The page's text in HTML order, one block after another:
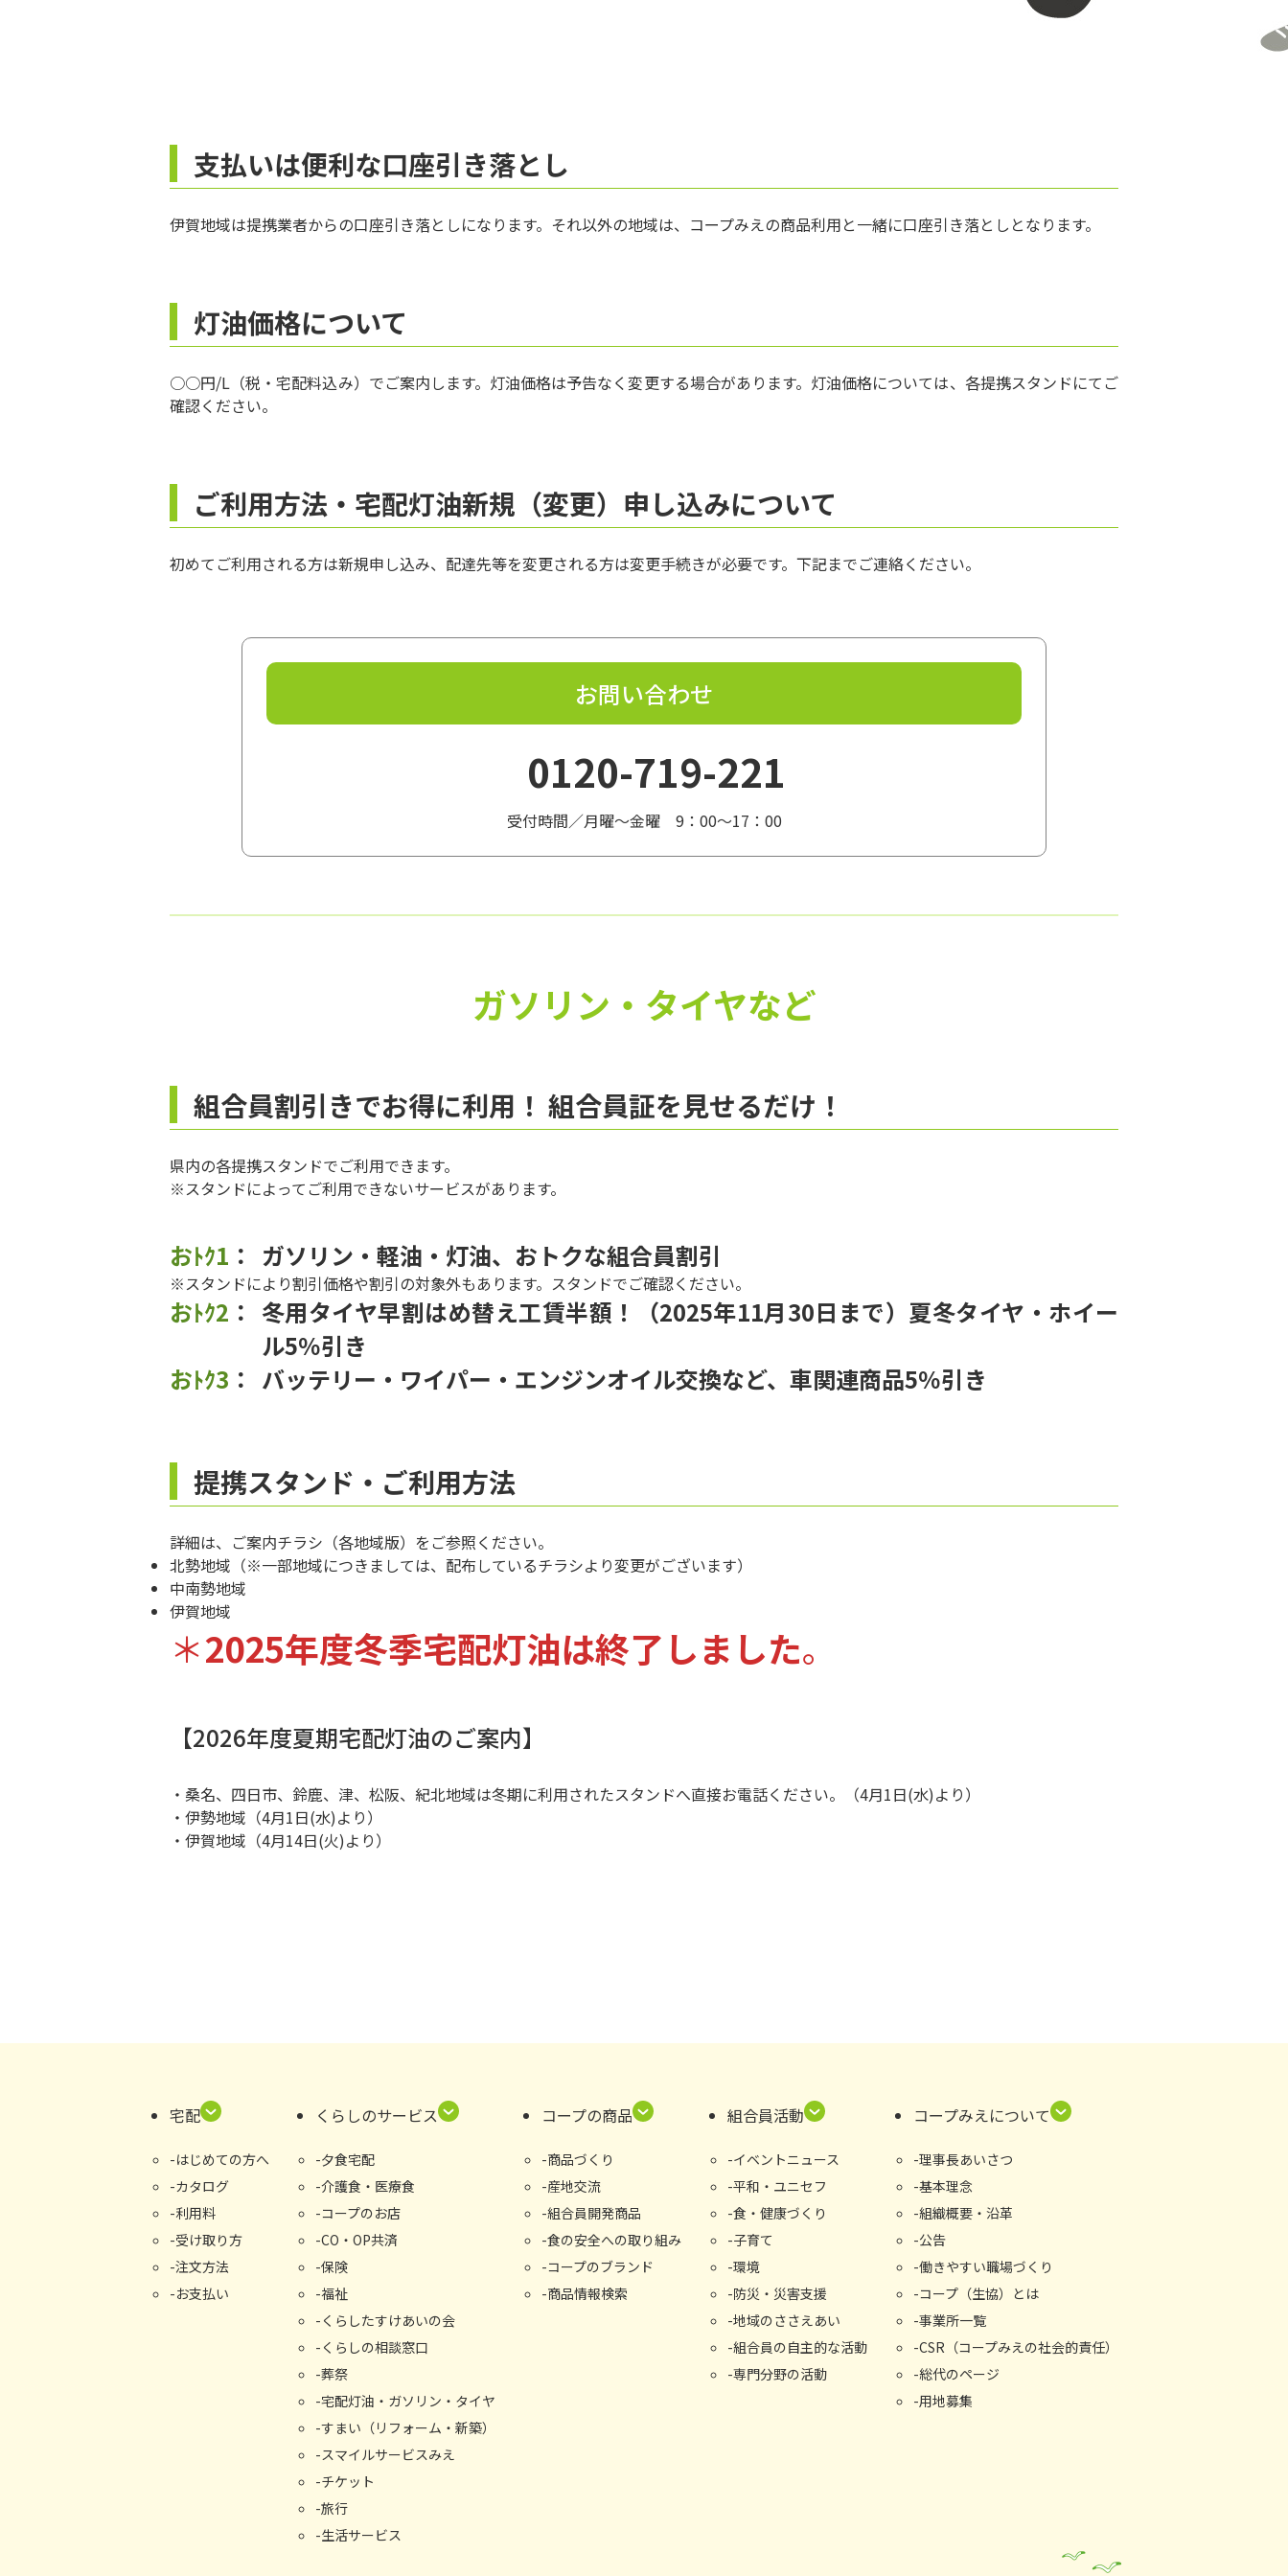
支払いは便利な口座引き落とし
伊賀地域は提携業者からの口座引き落としになります。それ以外の地域は、コープみえの商品利用と一緒に口座引き落としとなります。
灯油価格について
○○円/L（税・宅配料込み）でご案内します。灯油価格は予告なく変更する場合があります。灯油価格については、各提携スタンドにてご
確認ください。
ご利用方法・宅配灯油新規（変更）申し込みについて
初めてご利用される方は新規申し込み、配達先等を変更される方は変更手続きが必要です。下記までご連絡ください。
お問い合わせ
0120-719-221
受付時間／月曜～金曜 9：00～17：00
ガソリン・タイヤなど
組合員割引きでお得に利用！ 組合員証を見せるだけ！
県内の各提携スタンドでご利用できます。
※スタンドによってご利用できないサービスがあります。
おﾄｸ1 ガソリン・軽油・灯油、おトクな組合員割引
※スタンドにより割引価格や割引の対象外もあります。スタンドでご確認ください。
おﾄｸ2
冬用タイヤ早割はめ替え工賃半額！（2025年11月30日まで）夏冬タイヤ・ホイー
ル5％引き
おﾄｸ3
バッテリー・ワイパー・エンジンオイル交換など、車関連商品5％引き
提携スタンド・ご利用方法
詳細は、ご案内チラシ（各地域版）をご参照ください。
北勢地域 （※一部地域につきましては、配布しているチラシより変更がございます）
中南勢地域
伊賀地域
＊2025年度冬季宅配灯油は終了しました。
【2026年度夏期宅配灯油のご案内】
・桑名、四日市、鈴鹿、津、松阪、紀北地域は冬期に利用されたスタンドへ直接お電話ください。（4月1日(水)より）
・ 伊勢地域（4月1日(水)より）
・ 伊賀地域（4月14日(火)より）
宅配
はじめての⽅へ
カタログ
利用料
受け取り⽅
注文方法
お支払い
くらしのサービス
夕食宅配
介護食・医療食
コープのお店
CO・OP共済
保険
福祉
くらしたすけあいの会
くらしの相談窓⼝
葬祭
宅配灯油・ガソリン・タイヤ
すまい（リフォーム・新築）
スマイルサービスみえ
チケット
旅行
生活サービス
コープの商品
商品づくり
産地交流
組合員開発商品
食の安全への取り組み
コープのブランド
商品情報検索
組合員活動
イベントニュース
平和・ユニセフ
食・健康づくり
子育て
環境
防災・災害支援
地域のささえあい
組合員の自主的な活動
専門分野の活動
コープみえについて
理事長あいさつ
基本理念
組織概要・沿⾰
公告
働きやすい職場づくり
コープ（生協）とは
事業所⼀覧
CSR（コープみえの社会的責任）
総代のページ
用地募集